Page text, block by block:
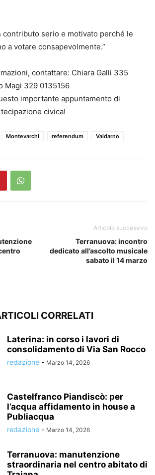
contributo serio e motivato perché le
a votare consapevolmente.”
contattare: Chiara Galli 335
Magi 329 0135156
importante appuntamento di
civica!
Montevarchi referendum Valdarno
Articolo successivo
Terranuova: incontro
dedicato all’ascolto musicale
sabato il 14 marzo
CORRELATI
Laterina: in corso i lavori di
consolidamento di Via San Rocco
redazione - Marzo 14, 2026
Castelfranco Piandiscò: per
l’acqua affidamento in house a
Publiacqua
redazione - Marzo 14, 2026
Terranuova: manutenzione
straordinaria nel centro abitato di